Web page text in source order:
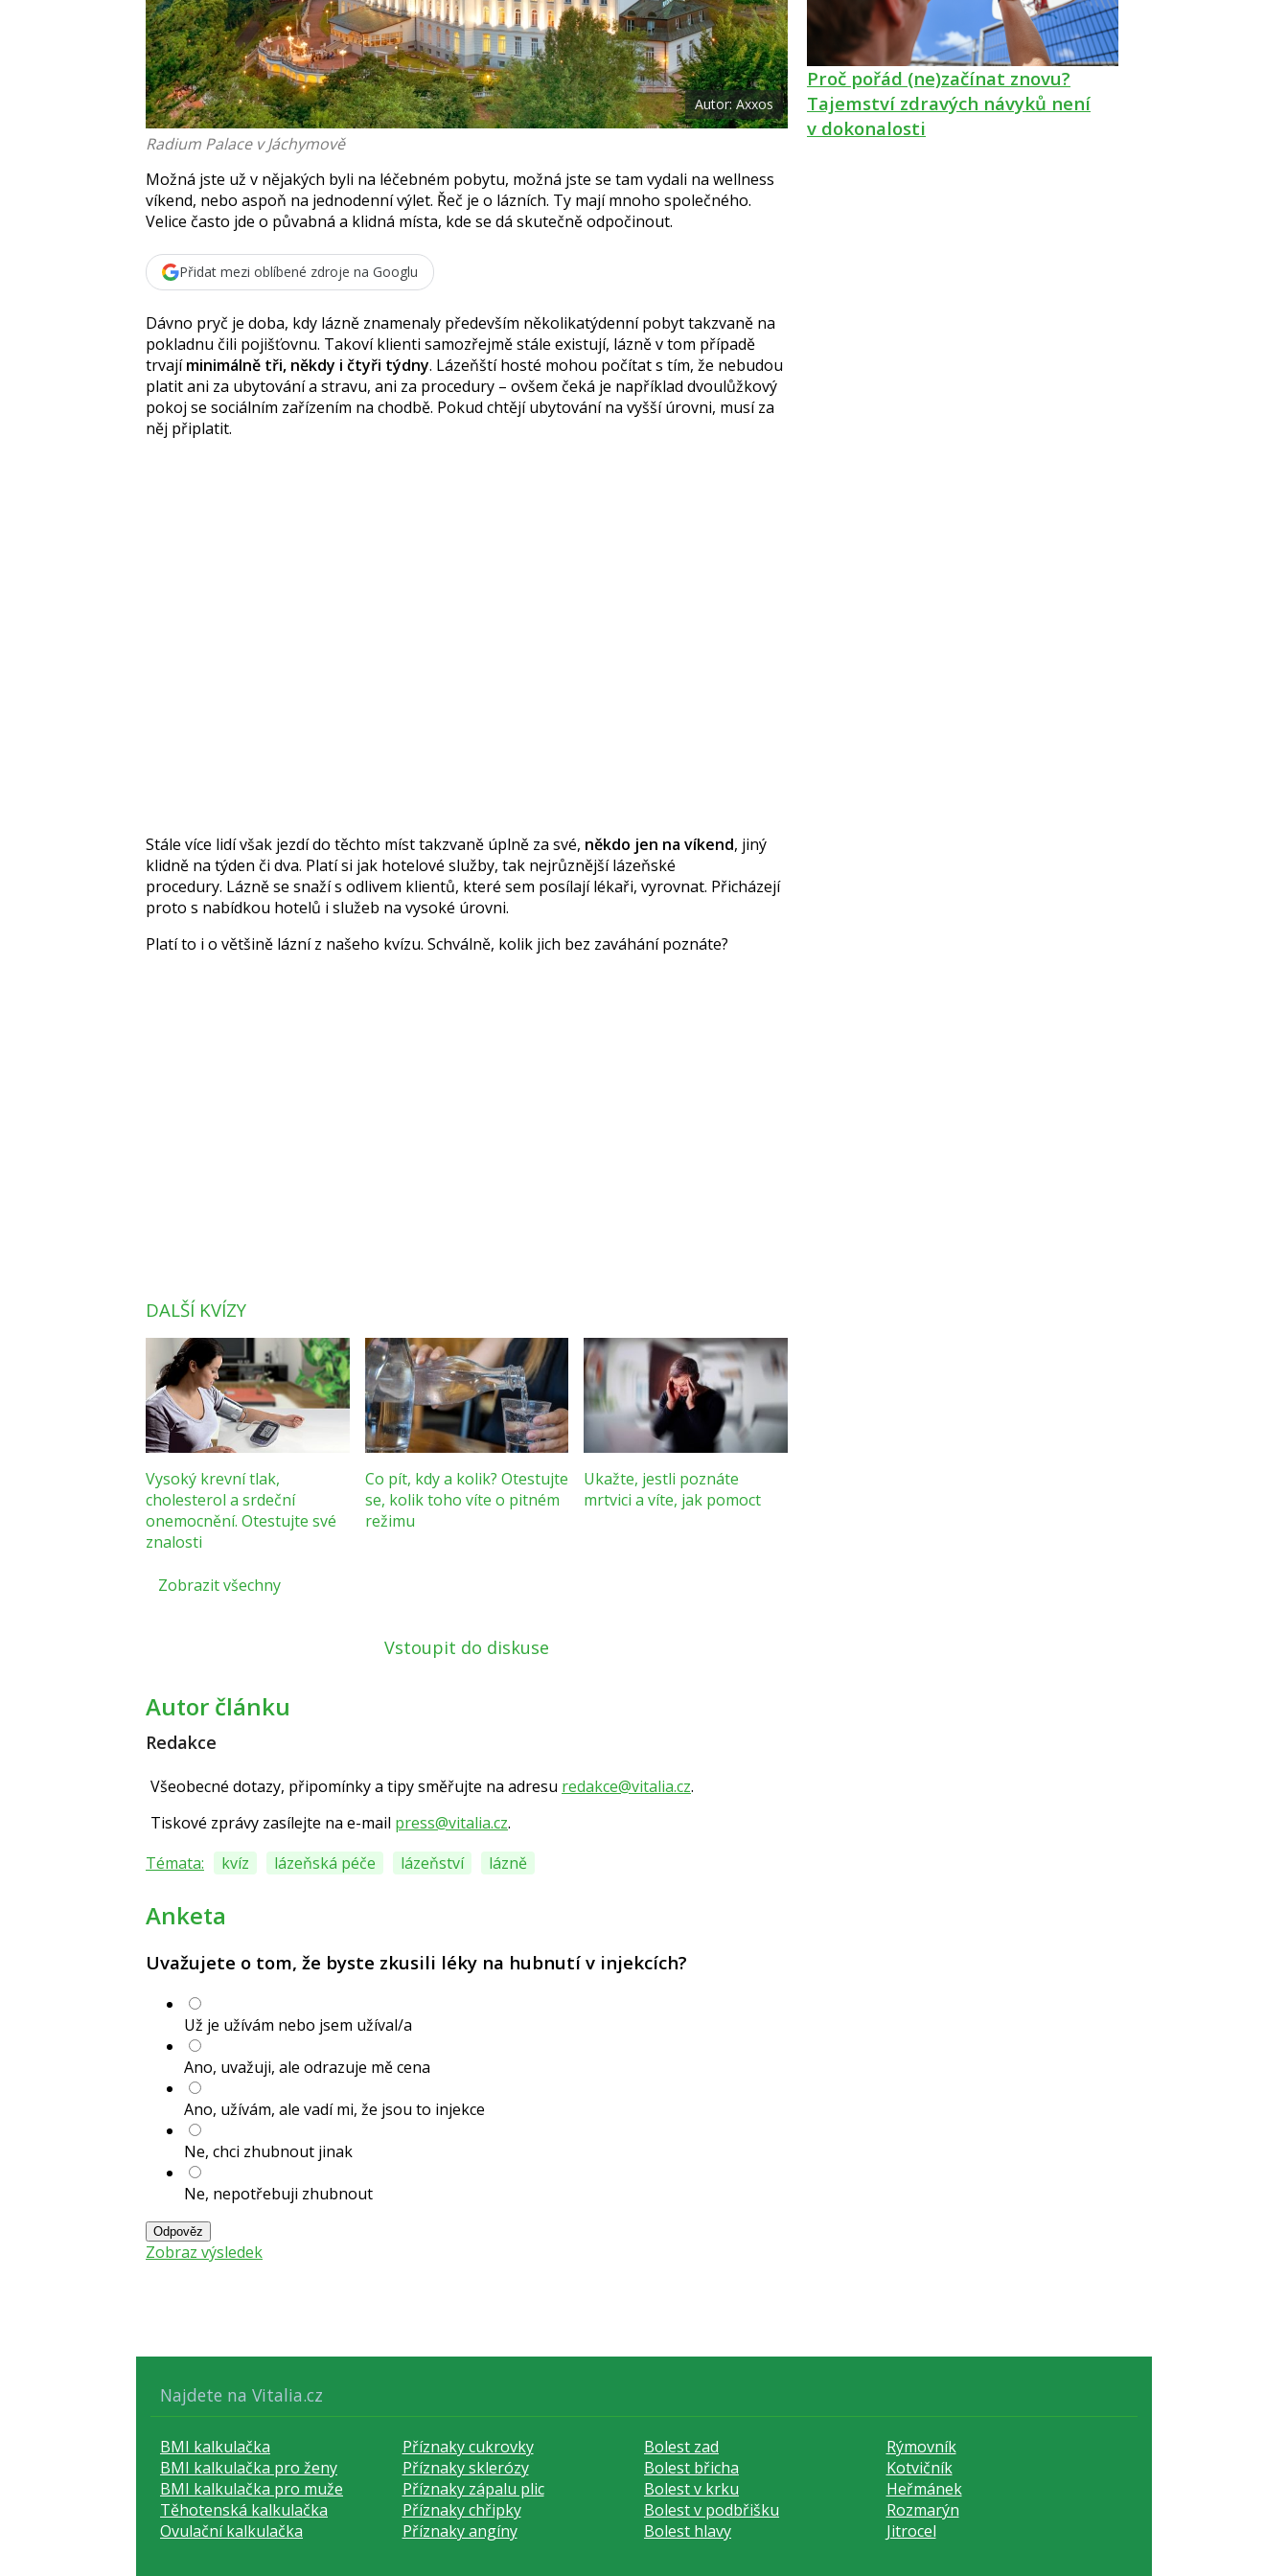
u
Autor: Axxos
Radium Palace v Jáchymově
Možná jste už v nějakých byli na léčebném pobytu, možná jste se tam vydali na wellness
víkend, nebo aspoň na jednodenní výlet. Řeč je o lázních. Ty mají mnoho společného.
Velice často jde o půvabná a klidná místa, kde se dá skutečně odpočinout.
Přidat mezi oblíbené zdroje na Googlu
Dávno pryč je doba, kdy lázně znamenaly především několikatýdenní pobyt takzvaně na
pokladnu čili pojišťovnu. Takoví klienti samozřejmě stále existují, lázně v tom případě
trvajíminimálně tři, někdy i čtyři týdny. Lázeňští hosté mohou počítat s tím, že nebudou
platit ani za ubytování a stravu, ani za procedury – ovšem čeká je například dvoulůžkový
pokoj se sociálním zařízením na chodbě. Pokud chtějí ubytování na vyšší úrovni, musí za
něj připlatit.
Stále více lidí však jezdí do těchto míst takzvaně úplně za své, někdo jen na víkend, jiný
klidně na týden či dva. Platí si jak hotelové služby, tak nejrůznější lázeňské
procedury. Lázně se snaží s odlivem klientů, které sem posílají lékaři, vyrovnat. Přicházejí
proto s nabídkou hotelů i služeb na vysoké úrovni.
Platí to i o většině lázní z našeho kvízu. Schválně, kolik jich bez zaváhání poznáte?
DALŠÍ KVÍZY
Vysoký krevní tlak,
cholesterol a srdeční
onemocnění. Otestujte své
znalosti
Co pít, kdy a kolik? Otestujte
se, kolik toho víte o pitném
režimu
Ukažte, jestli poznáte
mrtvici a víte, jak pomoct
Zobrazit všechny
Vstoupit do diskuse
Autor článku
Redakce
Všeobecné dotazy, připomínky a tipy směřujte na adresu redakce@vitalia.cz.
Tiskové zprávy zasílejte na e-mail press@vitalia.cz.
Témata:
kvíz lázeňská péče lázeňství lázně
Anketa
Uvažujete o tom, že byste zkusili léky na hubnutí v injekcích?
Už je užívám nebo jsem užíval/a
Ano, uvažuji, ale odrazuje mě cena
Ano, užívám, ale vadí mi, že jsou to injekce
Ne, chci zhubnout jinak
Ne, nepotřebuji zhubnout
Odpověz
Zobraz výsledek
Proč pořád (ne)začínat znovu?
Tajemství zdravých návyků není
v dokonalosti
Najdete na Vitalia.cz
BMI kalkulačka Příznaky cukrovky Bolest zad
Rýmovník
BMI kalkulačka pro ženy
Příznaky sklerózy Bolest břicha
Kotvičník
BMI kalkulačka pro muže
Příznaky zápalu plic Bolest v krku
Heřmánek
Těhotenská kalkulačka
Příznaky chřipky Bolest v podbřišku
Rozmarýn
Ovulační kalkulačka
Příznaky angíny Bolest hlavy Jitrocel